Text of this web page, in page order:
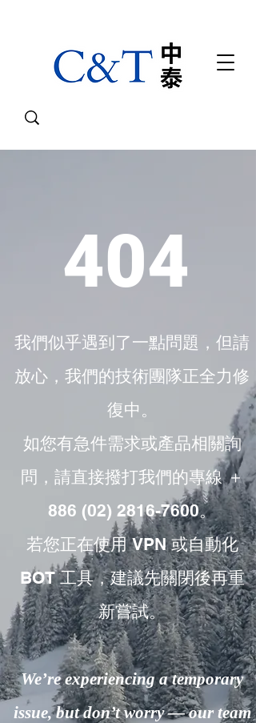
404
我們似乎遇到了一點問題，但請
放心，我們的技術團隊正全力修
復中。
如您有急件需求或產品相關詢
問，請直接撥打我們的專線 ＋
886 (02) 2816-7600。
若您正在使用 VPN 或自動化
BOT 工具，建議先關閉後再重
新嘗試。
We’re experiencing a temporary
issue, but don’t worry — our team